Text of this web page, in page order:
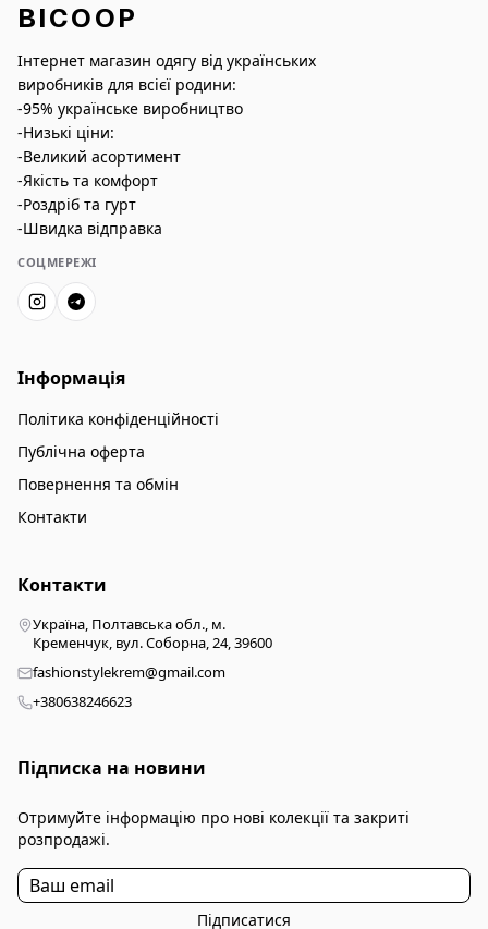
BICOOP
Інтернет магазин одягу від українських
виробників для всієї родини:
-95% українське виробництво
-Низькі ціни:
-Великий асортимент
-Якість та комфорт
-Роздріб та гурт
-Швидка відправка
СОЦМЕРЕЖІ
Інформація
Політика конфіденційності
Публічна оферта
Повернення та обмін
Контакти
Контакти
Україна, Полтавська обл., м.
Кременчук, вул. Соборна, 24, 39600
fashionstylekrem@gmail.com
+380638246623
Підписка на новини
Отримуйте інформацію про нові колекції та закриті
розпродажі.
Підписатися